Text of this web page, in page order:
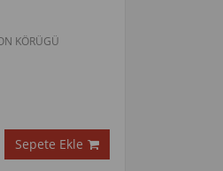
KÖRÜGÜ
Sepete Ekle